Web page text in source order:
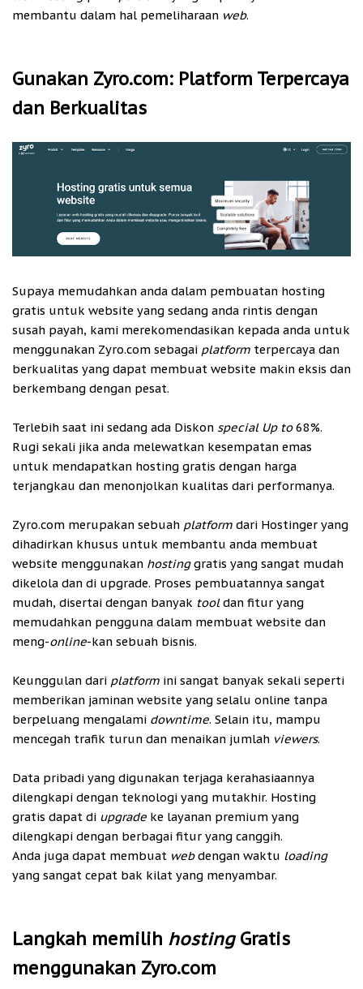
membantu dalam hal pemeliharaan web.
Gunakan Zyro.com: Platform Terpercaya
dan Berkualitas
Supaya memudahkan anda dalam pembuatan hosting
gratis untuk website yang sedang anda rintis dengan
susah payah, kami merekomendasikan kepada anda untuk
menggunakan Zyro.com sebagai platform terpercaya dan
berkualitas yang dapat membuat website makin eksis dan
berkembang dengan pesat.
Terlebih saat ini sedang ada Diskon special Up to68%.
Rugi sekali jika anda melewatkan kesempatan emas
untuk mendapatkan hosting gratis dengan harga
terjangkau dan menonjolkan kualitas dari performanya.
Zyro.com merupakan sebuah platform dari Hostinger yang
dihadirkan khusus untuk membantu anda membuat
website menggunakan hostinggratis yang sangat mudah
dikelola dan di upgrade. Proses pembuatannya sangat
mudah, disertai dengan banyak tooldan fitur yang
memudahkan pengguna dalam membuat website dan
meng-online-kan sebuah bisnis.
Keunggulan dari platform ini sangat banyak sekali seperti
memberikan jaminan website yang selalu online tanpa
berpeluang mengalami downtime. Selain itu, mampu
mencegah trafik turun dan menaikan jumlah viewers.
Data pribadi yang digunakan terjaga kerahasiaannya
dilengkapi dengan teknologi yang mutakhir. Hosting
gratis dapat di upgrade ke layanan premium yang
dilengkapi dengan berbagai fitur yang canggih.
Anda juga dapat membuat webdengan waktu loading
yang sangat cepat bak kilat yang menyambar.
Langkah memilih hostingGratis
menggunakan Zyro.com